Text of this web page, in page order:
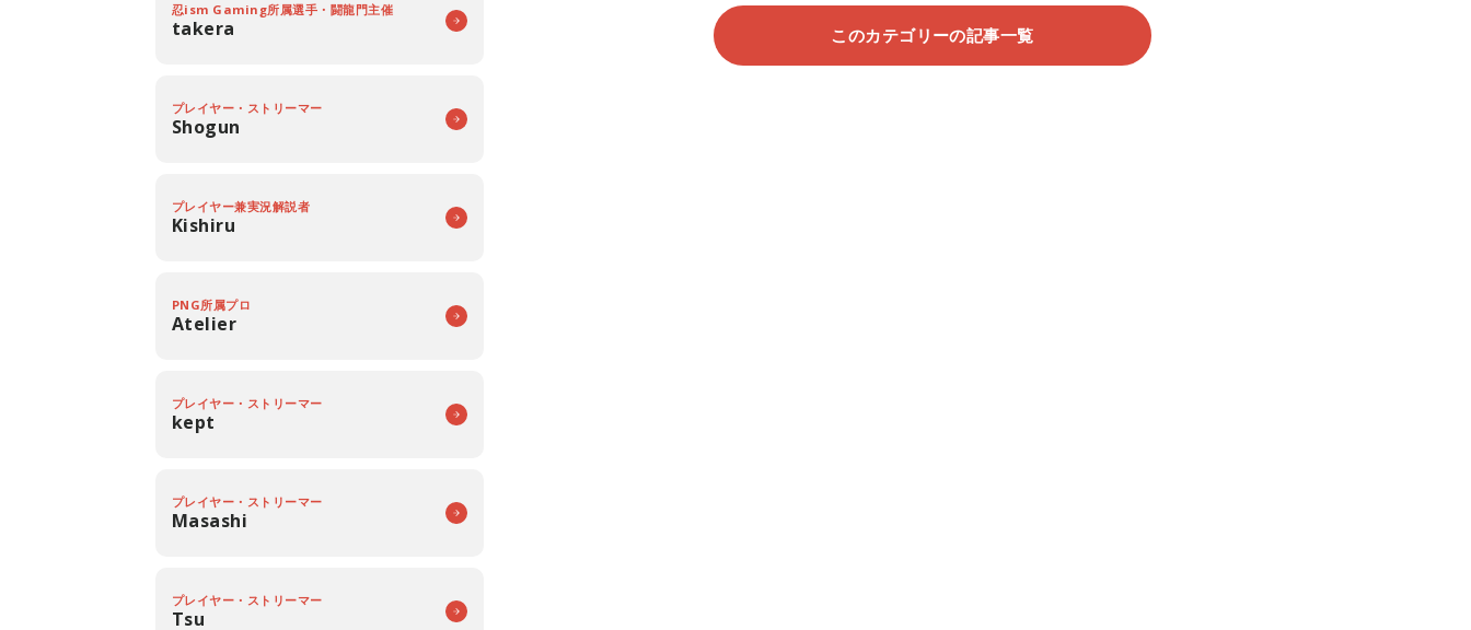
このカテゴリーの記事一覧
忍ism Gaming所属選手・闘龍門主催
takera
プレイヤー・ストリーマー
Shogun
プレイヤー兼実況解説者
Kishiru
PNG所属プロ
Atelier
プレイヤー・ストリーマー
kept
プレイヤー・ストリーマー
Masashi
プレイヤー・ストリーマー
Tsu